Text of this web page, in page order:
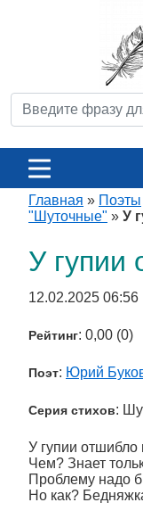
Главная » Поэты
"Шуточные" » У
У гупии
12.02.2025 06:56
Рейтинг: 0,00 (0)
Поэт: Юрий
Серия стихов:
У гупии отшибло
Чем? Знает
Проблему надо
Но как?